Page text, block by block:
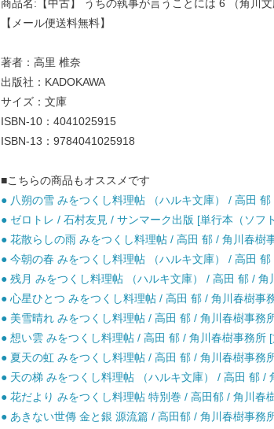
商品名:【中古】 うちの執事が言うことには 6 （角川
【メール便送料無料】
著者：高里 椎奈
出版社：KADOKAWA
サイズ：文庫
ISBN-10：4041025915
ISBN-13：9784041025918
■こちらの商品もオススメです
● 八朔の雪 みをつくし料理帖 （ハルキ文庫） / 高田
● ゼロトレ / 石村友見 / サンマーク出版 [単行本（ソフ
● 花散らしの雨 みをつくし料理帖 / 高田 郁 / 角川春樹
● 今朝の春 みをつくし料理帖 （ハルキ文庫） / 高田
● 残月 みをつくし料理帖 （ハルキ文庫） / 高田 郁 / 角
● 心星ひとつ みをつくし料理帖 / 高田 郁 / 角川春樹事
● 美雪晴れ みをつくし料理帖 / 高田 郁 / 角川春樹事務
● 想い雲 みをつくし料理帖 / 高田 郁 / 角川春樹事務所
● 夏天の虹 みをつくし料理帖 / 高田 郁 / 角川春樹事務
● 天の梯 みをつくし料理帖 （ハルキ文庫） / 高田 郁 /
● 花だより みをつくし料理帖 特別巻 / 高田郁 / 角川春
● あきない世傳 金と銀 源流篇 / 高田郁 / 角川春樹事務